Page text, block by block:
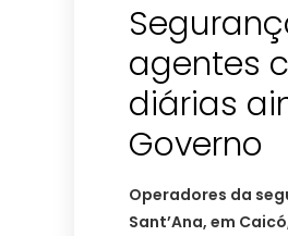
agentes
diárias
Governo
Operadores da
Sant’Ana, em